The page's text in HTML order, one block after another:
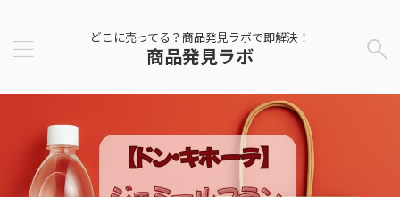
どこに売ってる？商品発見ラボで即解決！
商品発見ラボ